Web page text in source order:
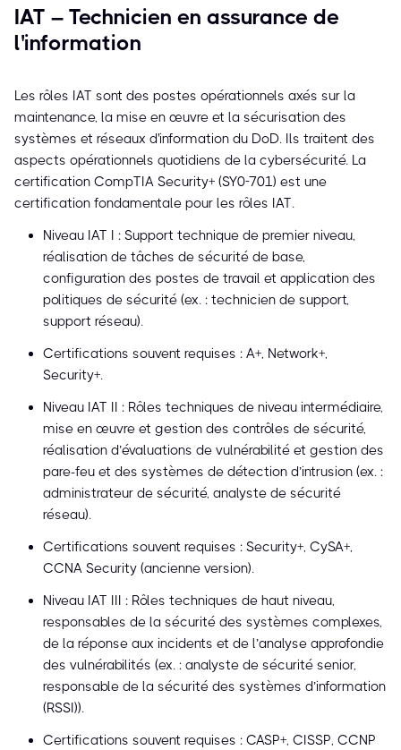
IAT – Technicien en assurance de
l'information
Les rôles IAT sont des postes opérationnels axés sur la
maintenance, la mise en œuvre et la sécurisation des
systèmes et réseaux d'information du DoD. Ils traitent des
aspects opérationnels quotidiens de la cybersécurité. La
certification CompTIA Security+ (SY0-701) est une
certification fondamentale pour les rôles IAT.
Niveau IAT I : Support technique de premier niveau,
réalisation de tâches de sécurité de base,
configuration des postes de travail et application des
politiques de sécurité (ex. : technicien de support,
support réseau).
Certifications souvent requises : A+, Network+,
Security+.
Niveau IAT II : Rôles techniques de niveau intermédiaire,
mise en œuvre et gestion des contrôles de sécurité,
réalisation d’évaluations de vulnérabilité et gestion des
pare-feu et des systèmes de détection d’intrusion (ex. :
administrateur de sécurité, analyste de sécurité
réseau).
Certifications souvent requises : Security+, CySA+,
CCNA Security (ancienne version).
Niveau IAT III : Rôles techniques de haut niveau,
responsables de la sécurité des systèmes complexes,
de la réponse aux incidents et de l’analyse approfondie
des vulnérabilités (ex. : analyste de sécurité senior,
responsable de la sécurité des systèmes d’information
(RSSI)).
Certifications souvent requises : CASP+, CISSP, CCNP